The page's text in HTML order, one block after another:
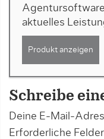
aktuelles
Produkt anzeigen
Schreibe
Deine E-Mail-
Erforderliche